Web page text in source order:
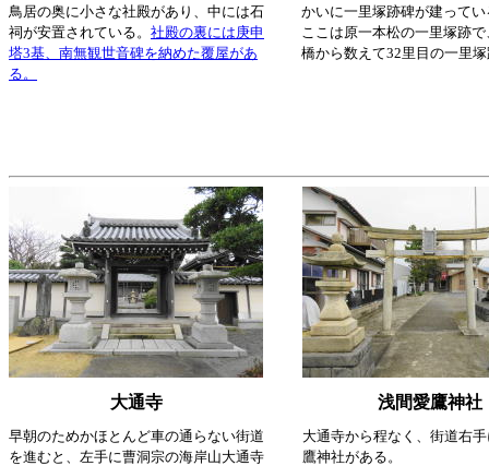
鳥居の奥に小さな社殿があり、中には石
祠が安置されている。 社殿の裏には庚申
塔3基、南無観世音碑を納めた覆屋があ
る。
かいに一里塚跡碑が建ってい
ここは原一本松の一里塚跡
橋から数えて32里目の一里
大通寺 浅間愛鷹神社
早朝のためかほとんど車の通らない街道
を進むと、左手に曹洞宗の海岸山大通寺
大通寺から程なく、街道右
鷹神社がある。